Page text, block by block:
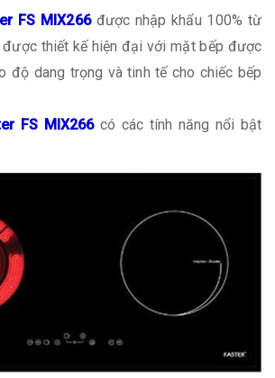
FS MIX266được nhập khẩu 100% từ
được thiết kế hiện đại với mặt bếp được
độ dang trọng và tinh tế cho chiếc bếp
FS MIX266có các tính năng nổi bật